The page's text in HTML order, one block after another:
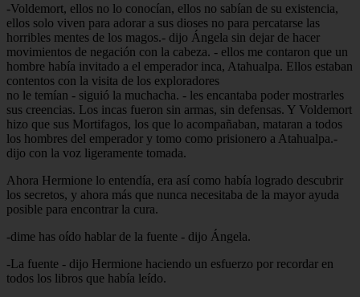
-Voldemort, ellos no lo conocían, ellos no sabían de su existencia,
ellos solo viven para adorar a sus dioses no para percatarse las
horribles mentes de los magos.- dijo Ángela sin dejar de hacer
movimientos de negación con la cabeza. - ellos me contaron que un
hombre había invitado a el emperador inca, Atahualpa. Ellos estaban
contentos con la visita de los exploradores
no le temían - siguió la muchacha. - les encantaba poder mostrarles
sus creencias. Los incas fueron sin armas, sin defensas. Y Voldemort
hizo que sus Mortifagos, los que lo acompañaban, mataran a todos
los hombres del emperador y tomo como prisionero a Atahualpa.-
dijo con la voz ligeramente tomada.
Ahora Hermione lo entendía, era así como había logrado descubrir
los secretos, y ahora más que nunca necesitaba de la mayor ayuda
posible para encontrar la cura.
-dime has oído hablar de la fuente - dijo Ángela.
-La fuente - dijo Hermione haciendo un esfuerzo por recordar en
todos los libros que había leído.